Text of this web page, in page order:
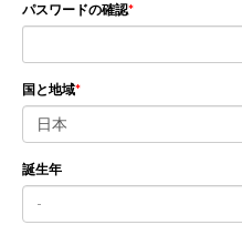
パスワードの確認
国と地域
日本
誕生年
-